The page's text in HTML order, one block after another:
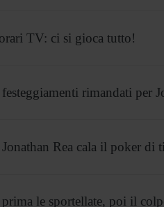
TV: ci si gioca tutto!
rimandati per
Rea cala il poker di
le sportellate, poi il